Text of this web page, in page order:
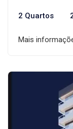
2 Quartos
Mais